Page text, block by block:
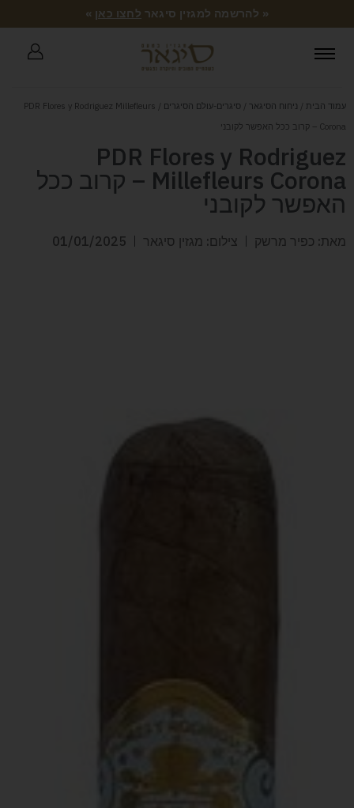
« להרשמה למגזין סיגאר לחצו כאן »
עמוד הבית / ניחוח הסיגאר / סיגרים-עולם הסיגרים
/ PDR Flores y Rodriguez Millefleurs
Corona – קרוב ככל האפשר לקובני
PDR Flores y Rodriguez
Millefleurs Corona – קרוב ככל
האפשר לקובני
מאת: כפיר מרשק צילום: מגזין סיגאר 01/01/2025